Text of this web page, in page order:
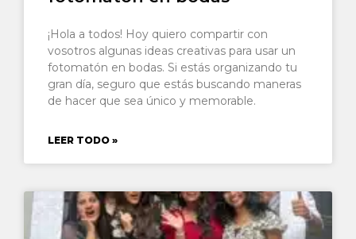
¡Hola a todos! Hoy quiero compartir con
vosotros algunas ideas creativas para usar un
fotomatón en bodas. Si estás organizando tu
gran día, seguro que estás buscando maneras
de hacer que sea único y memorable.
LEER TODO »